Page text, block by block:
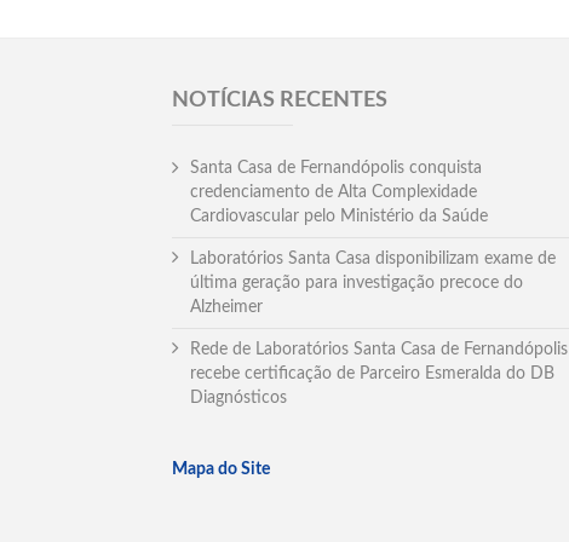
NOTÍCIAS RECENTES
Santa Casa de Fernandópolis conquista
credenciamento de Alta Complexidade
Cardiovascular pelo Ministério da Saúde
Laboratórios Santa Casa disponibilizam exame de
última geração para investigação precoce do
Alzheimer
Rede de Laboratórios Santa Casa de Fernandópolis
recebe certificação de Parceiro Esmeralda do DB
Diagnósticos
Mapa do Site